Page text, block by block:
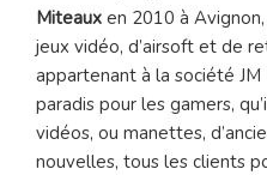
Miteaux en 2010 à
jeux vidéo, d’airsoft et de
appartenant à la société
paradis pour les gamers,
vidéos, ou manettes,
nouvelles, tous les clients